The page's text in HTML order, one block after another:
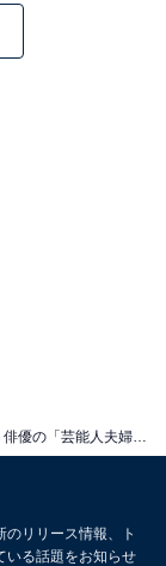
グ結果を見
リリース情報、ト
いる話題をお知らせ